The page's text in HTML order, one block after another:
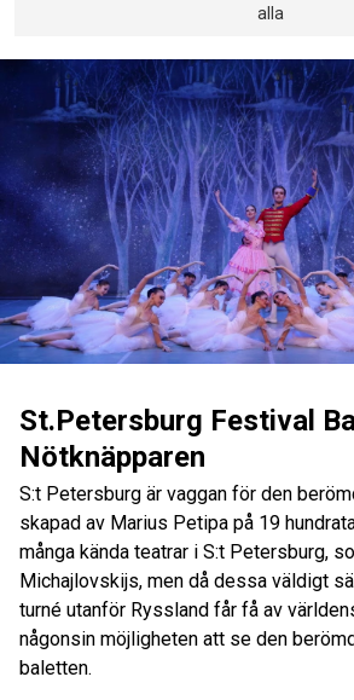
alla
St.Petersburg Festival
Nötknäpparen
S:t Petersburg är vaggan för den
skapad av Marius Petipa på 19
många kända teatrar i S:t Petersburg,
Michajlovskijs, men då dessa väldigt
turné utanför Ryssland får få av
någonsin möjligheten att se den
baletten.